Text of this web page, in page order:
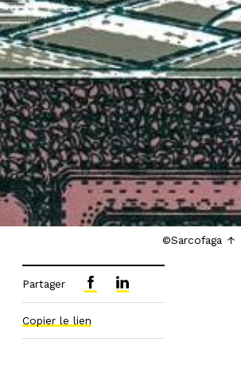
©Sarcofaga
Partager
Copier le lien